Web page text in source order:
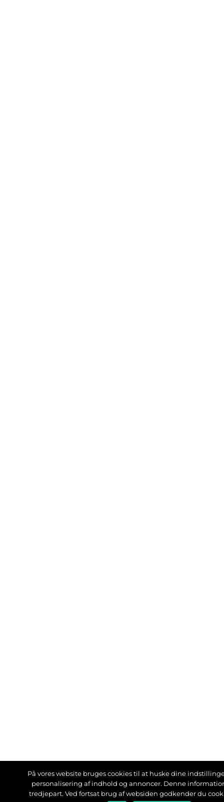
På vores website bruges cookies til at huske dine
personalisering af indhold og annoncer. Denne
tredjepart. Ved fortsat brug af websiden godkender du